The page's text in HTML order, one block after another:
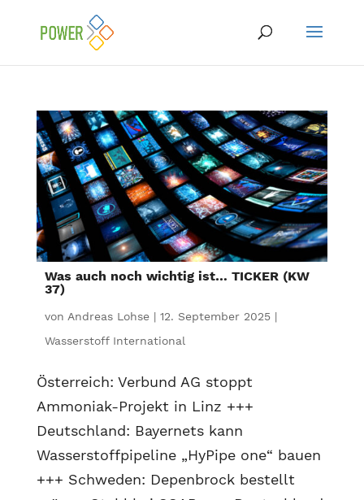
Was auch noch wichtig ist… TICKER (KW
37)
von Andreas Lohse| 12. September 2025|
Wasserstoff International
Österreich: Verbund AG stoppt
Ammoniak-Projekt in Linz +++
Deutschland: Bayernets kann
Wasserstoffpipeline „HyPipe one“ bauen
+++ Schweden: Depenbrock bestellt